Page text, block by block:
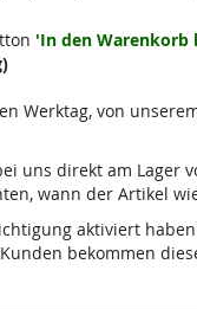
'In den Warenkorb
Werktag, von
uns direkt am Lager
wann der Artikel
aktiviert
bekommen